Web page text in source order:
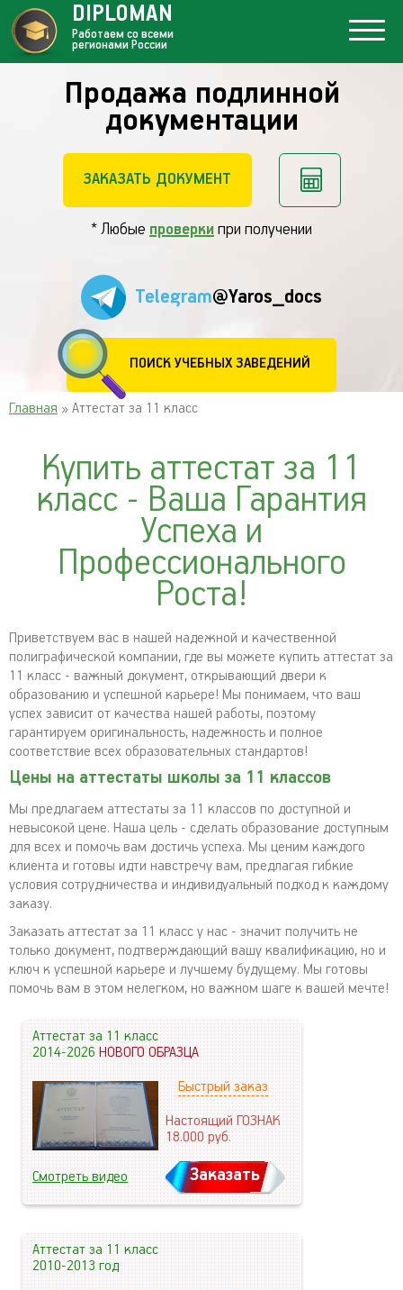
Продажа подлинной
документации
ЗАКАЗАТЬ ДОКУМЕНТ
* Любые проверки при получении
Telegram@Yaros_docs
ПОИСК УЧЕБНЫХ ЗАВЕДЕНИЙ
DIPLOMAN
Работаем со всеми
регионами России
Главная » Аттестат за 11 класс
Купить аттестат за 11
класс - Ваша Гарантия
Успеха и
Профессионального
Роста!
Приветствуем вас в нашей надежной и качественной
полиграфической компании, где вы можете купить аттестат за
11 класс - важный документ, открывающий двери к
образованию и успешной карьере! Мы понимаем, что ваш
успех зависит от качества нашей работы, поэтому
гарантируем оригинальность, надежность и полное
соответствие всех образовательных стандартов!
Цены на аттестаты школы за 11 классов
Мы предлагаем аттестаты за 11 классов по доступной и
невысокой цене. Наша цель - сделать образование доступным
для всех и помочь вам достичь успеха. Мы ценим каждого
клиента и готовы идти навстречу вам, предлагая гибкие
условия сотрудничества и индивидуальный подход к каждому
заказу.
Заказать аттестат за 11 класс у нас - значит получить не
только документ, подтверждающий вашу квалификацию, но и
ключ к успешной карьере и лучшему будущему. Мы готовы
помочь вам в этом нелегком, но важном шаге к вашей мечте!
Аттестат за 11 класс
2014-2026НОВОГО ОБРАЗЦА
Быстрый заказ
Настоящий ГОЗНАК
18.000руб.
Смотреть видео Заказать
Аттестат за 11 класс
2010-2013 год